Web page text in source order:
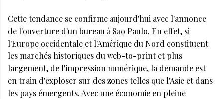
Cette tendance se confirme aujourd'hui avec l'annonce
de l'ouverture d'un bureau à Sao Paulo. En effet, si
l'Europe occidentale et l'Amérique du Nord constituent
les marchés historiques du web-to-print et plus
largement, de l'impression numérique, la demande est
en train d'exploser sur des zones telles que l'Asie et dans
les pays émergents. Avec une économie en pleine